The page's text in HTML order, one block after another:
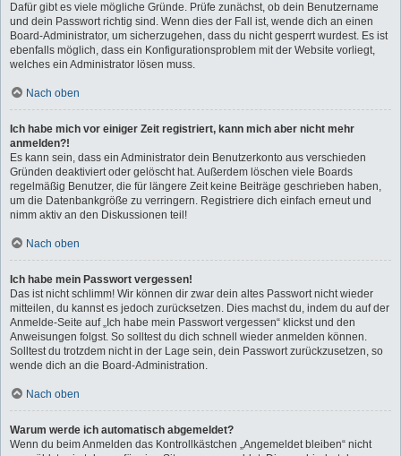
Dafür gibt es viele mögliche Gründe. Prüfe zunächst, ob dein Benutzername
und dein Passwort richtig sind. Wenn dies der Fall ist, wende dich an einen
Board-Administrator, um sicherzugehen, dass du nicht gesperrt wurdest. Es ist
ebenfalls möglich, dass ein Konfigurationsproblem mit der Website vorliegt,
welches ein Administrator lösen muss.
Nach oben
Ich habe mich vor einiger Zeit registriert, kann mich aber nicht mehr
anmelden?!
Es kann sein, dass ein Administrator dein Benutzerkonto aus verschieden
Gründen deaktiviert oder gelöscht hat. Außerdem löschen viele Boards
regelmäßig Benutzer, die für längere Zeit keine Beiträge geschrieben haben,
um die Datenbankgröße zu verringern. Registriere dich einfach erneut und
nimm aktiv an den Diskussionen teil!
Nach oben
Ich habe mein Passwort vergessen!
Das ist nicht schlimm! Wir können dir zwar dein altes Passwort nicht wieder
mitteilen, du kannst es jedoch zurücksetzen. Dies machst du, indem du auf der
Anmelde-Seite auf „Ich habe mein Passwort vergessen“ klickst und den
Anweisungen folgst. So solltest du dich schnell wieder anmelden können.
Solltest du trotzdem nicht in der Lage sein, dein Passwort zurückzusetzen, so
wende dich an die Board-Administration.
Nach oben
Warum werde ich automatisch abgemeldet?
Wenn du beim Anmelden das Kontrollkästchen „Angemeldet bleiben“ nicht